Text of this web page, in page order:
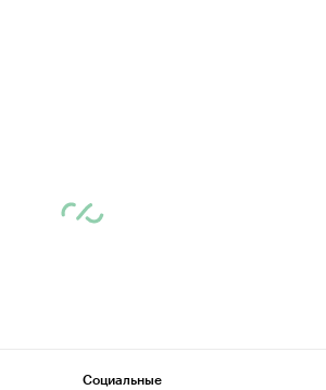
Социальные